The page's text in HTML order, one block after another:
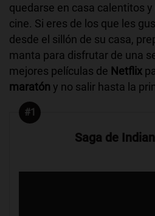
quedarse en casa calentitos
cine. Si eres de los que les
desde el sillón de su casa,
manta para disfrutar de una
mejores películas de Netflix
maratón y no salir hasta la
#1
Saga de